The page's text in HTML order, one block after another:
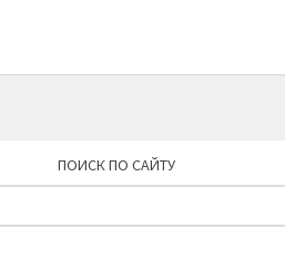
ПОИСК ПО САЙТУ